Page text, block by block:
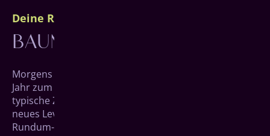
Deine Routine für gesunde Zähne
BAUMGARTEN CARE
Morgens und abends Zähne­putzen und einmal im
Jahr zum Zahnarzt. So sieht für viele Menschen die
typische Zahn­pflege aus. Bringe Deine Routine auf ein
neues Level mit BAUMGARTEN Care, unserem
Rundum-sorglos-Paket aus regelmäßigen Kontroll­